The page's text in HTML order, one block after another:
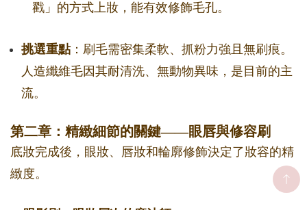
戳」的方式上妝，能有效修飾毛孔。
挑選重點：刷毛需密集柔軟、抓粉力強且無刷痕。
人造纖維毛因其耐清洗、無動物異味，是目前的主
流。
第二章：精緻細節的關鍵——眼唇與修容刷
底妝完成後，眼妝、唇妝和輪廓修飾決定了妝容的精
緻度。